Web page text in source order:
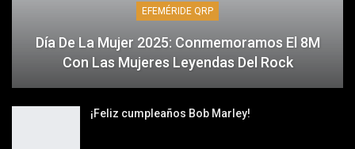
EFEMÉRIDE QRP
Día De La Mujer 2025: Conmemoramos El 8M
Con Las Mujeres Leyendas Del Rock
¡Feliz cumpleaños Bob Marley!